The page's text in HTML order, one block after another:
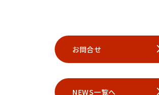
お問合せ
NEWS一覧へ